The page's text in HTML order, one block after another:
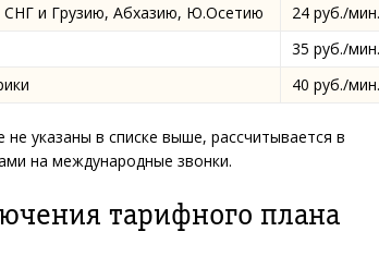
СНГ и Грузию, Абхазию, Ю.Осетию
24 руб./мин.
35 руб./мин.
40 руб./мин.
указаны в списке выше, рассчитывается в
на международные звонки.
тарифного плана